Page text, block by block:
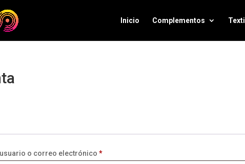
Inicio Complementos Textil
o correo electrónico*Obligatorio